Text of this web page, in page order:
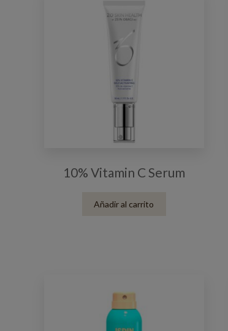
10% Vitamin C Serum
Añadir al carrito